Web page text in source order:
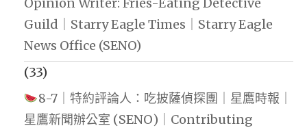
Guild｜Starry Eagle Times｜Starry Eagle
News Office (SENO)
(33)
8-7｜特約評論人：吃披薩偵探團｜星鷹時報｜
星鷹新聞辦公室 (SENO)｜Contributing